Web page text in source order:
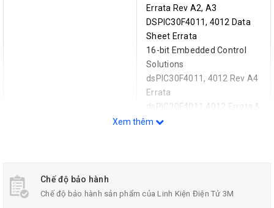
Errata Rev A2, A3
DSPIC30F4011, 4012 Data
Sheet Errata
16-bit Embedded Control
Solutions
dsPIC30F4011, 4012 Rev A4
Errata
dsPIC30F4011,4012 Errata &
Data Sheet Clarification
Xem thêm
Chế độ bảo hành
Chế độ bảo hành sản phẩm của Linh Kiện Điện Tử 3M